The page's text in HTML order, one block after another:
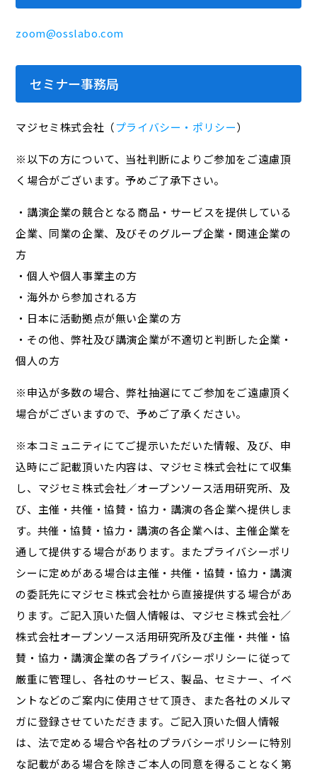
zoom@osslabo.com
セミナー事務局
マジセミ株式会社（プライバシー・ポリシー）
※以下の方について、当社判断によりご参加をご遠慮頂
く場合がございます。予めご了承下さい。
・講演企業の競合となる商品・サービスを提供している
企業、同業の企業、及びそのグループ企業・関連企業の
方
・個人や個人事業主の方
・海外から参加される方
・日本に活動拠点が無い企業の方
・その他、弊社及び講演企業が不適切と判断した企業・
個人の方
※申込が多数の場合、弊社抽選にてご参加をご遠慮頂く
場合がございますので、予めご了承ください。
※本コミュニティにてご提示いただいた情報、及び、申
込時にご記載頂いた内容は、マジセミ株式会社にて収集
し、マジセミ株式会社／オープンソース活用研究所、及
び、主催・共催・協賛・協力・講演の各企業へ提供しま
す。共催・協賛・協力・講演の各企業へは、主催企業を
通して提供する場合があります。またプライバシーポリ
シーに定めがある場合は主催・共催・協賛・協力・講演
の委託先にマジセミ株式会社から直接提供する場合があ
ります。ご記入頂いた個人情報は、マジセミ株式会社／
株式会社オープンソース活用研究所及び主催・共催・協
賛・協力・講演企業の各プライバシーポリシーに従って
厳重に管理し、各社のサービス、製品、セミナー、イベ
ントなどのご案内に使用させて頂き、また各社のメルマ
ガに登録させていただきます。ご記入頂いた個人情報
は、法で定める場合や各社のプラバシーポリシーに特別
な記載がある場合を除きご本人の同意を得ることなく第